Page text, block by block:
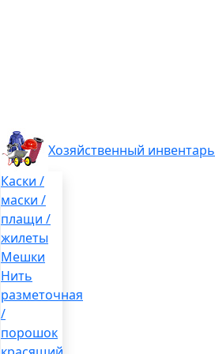
Хозяйственный инвентарь
Каски /
маски /
плащи /
жилеты
Мешки
Нить
разметочная
/
порошок